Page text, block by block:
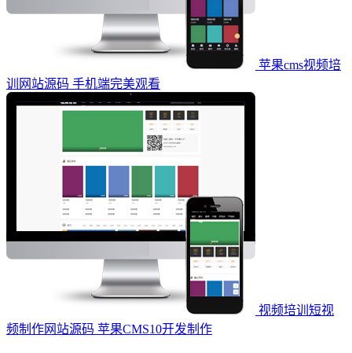
苹果cms视频培
训网站源码 手机端完美观看
视频培训短视
频制作网站源码 苹果CMS10开发制作